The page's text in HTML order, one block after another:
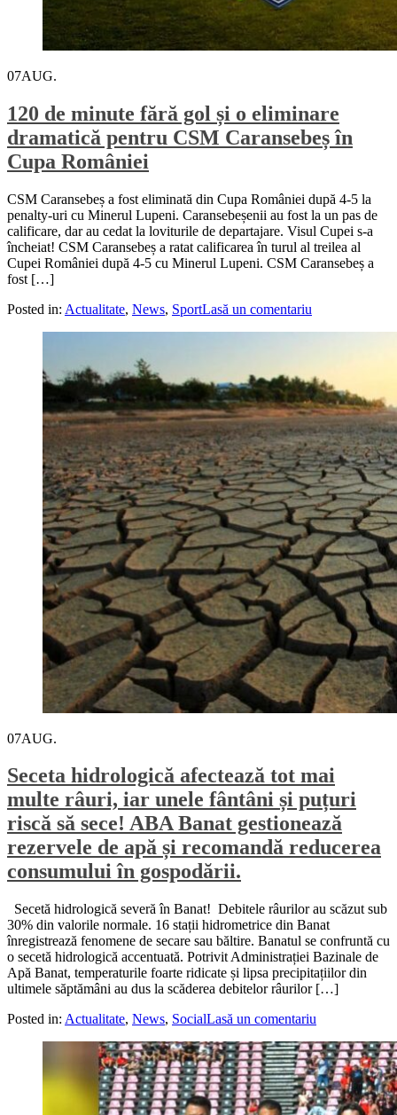
07AUG.
120 de minute fără gol și o eliminare
dramatică pentru CSM Caransebeș în
Cupa României
CSM Caransebeș a fost eliminată din Cupa României după 4-5 la
penalty-uri cu Minerul Lupeni. Caransebeșenii au fost la un pas de
calificare, dar au cedat la loviturile de departajare. Visul Cupei s-a
încheiat! CSM Caransebeș a ratat calificarea în turul al treilea al
Cupei României după 4-5 cu Minerul Lupeni. CSM Caransebeș a
fost […]
Posted in: Actualitate, News, SportLasă un comentariu
07AUG.
Seceta hidrologică afectează tot mai
multe râuri, iar unele fântâni și puțuri
riscă să sece! ABA Banat gestionează
rezervele de apă și recomandă reducerea
consumului în gospodării.
Secetă hidrologică severă în Banat! Debitele râurilor au scăzut sub
30% din valorile normale. 16 stații hidrometrice din Banat
înregistrează fenomene de secare sau băltire. Banatul se confruntă cu
o secetă hidrologică accentuată. Potrivit Administrației Bazinale de
Apă Banat, temperaturile foarte ridicate și lipsa precipitațiilor din
ultimele săptămâni au dus la scăderea debitelor râurilor […]
Posted in: Actualitate, News, SocialLasă un comentariu